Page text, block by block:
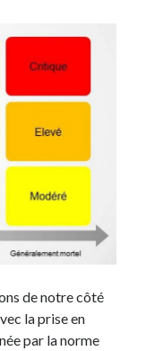
de notre côté
la prise en
par la norme